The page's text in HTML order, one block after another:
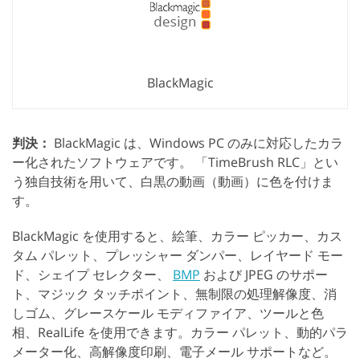
BlackMagic
判決： BlackMagic は、Windows PC のみに対応したカラ
ー化されたソフトウェアです。 「TimeBrush RLC」とい
う独自技術を用いて、白黒の動画（動画）に色を付けま
す。
BlackMagic を使用すると、絵筆、カラー ピッカー、カス
タム パレット、プレッシャー ダンパー、レイヤード モー
ド、シェイプ セレクター、 BMP および JPEG のサポー
ト、マジック タッチポイント、無制限の処理解像度、消
しゴム、グレースケール モディファイア、ツールと色
相、RealLife を使用できます。カラー パレット、動的パラ
メーター化、高解像度印刷、電子メール サポートなど。